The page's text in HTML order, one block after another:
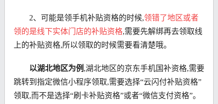
2、可能是领手机补贴资格的时候,领错了地区或者
领的是线下实体门店的补贴资格,需要先解绑再去领取线
上的补贴资格,所以领取的时候需要看清楚哦。
以湖北地区为例 ,湖北地区的京东手机国补资格,需要
跳转到指定微信小程序领取,需要选择“云闪付补贴资格”
领取,而不是选择“刷卡补贴资格”或者“微信支付资格”。